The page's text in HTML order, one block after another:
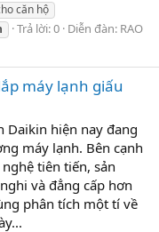
căn hộ
Trả lời: 0 Diễn đàn: RAO
máy lạnh giấu
Daikin hiện nay đang
máy lạnh. Bên cạnh
tiên tiến, sản
và đẳng cấp hơn
phân tích một tí về